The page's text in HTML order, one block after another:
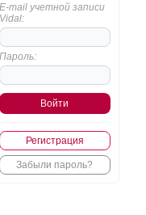
E-mail учетной записи
Vidal:
Пароль:
Регистрация
Забыли пароль?